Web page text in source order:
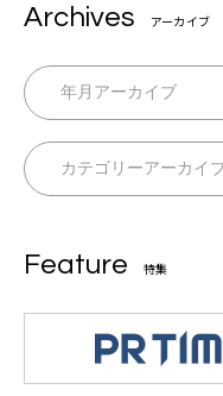
Archives アーカイブ
Feature 特集